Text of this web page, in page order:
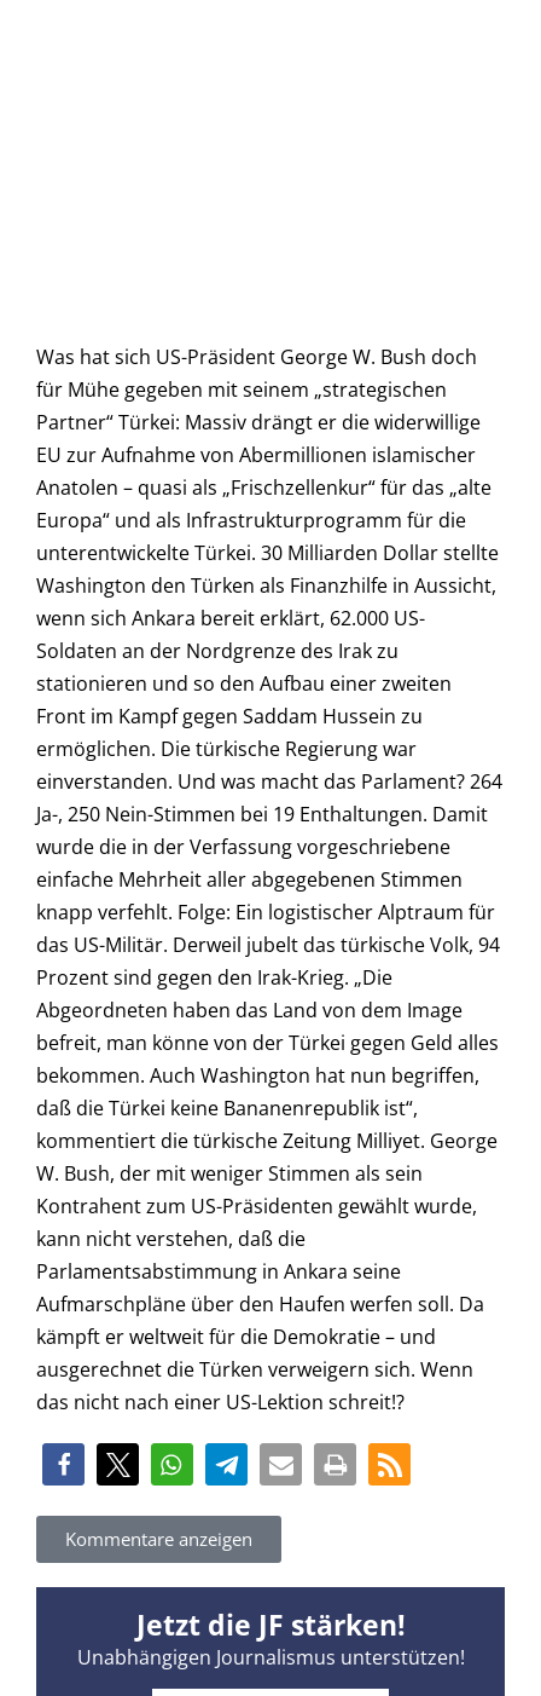
Was hat sich US-Präsident George W. Bush doch
für Mühe gegeben mit seinem „strategischen
Partner“ Türkei: Massiv drängt er die widerwillige
EU zur Aufnahme von Abermillionen islamischer
Anatolen – quasi als „Frischzellenkur“ für das „alte
Europa“ und als Infrastrukturprogramm für die
unterentwickelte Türkei. 30 Milliarden Dollar stellte
Washington den Türken als Finanzhilfe in Aussicht,
wenn sich Ankara bereit erklärt, 62.000 US-
Soldaten an der Nordgrenze des Irak zu
stationieren und so den Aufbau einer zweiten
Front im Kampf gegen Saddam Hussein zu
ermöglichen. Die türkische Regierung war
einverstanden. Und was macht das Parlament? 264
Ja-, 250 Nein-Stimmen bei 19 Enthaltungen. Damit
wurde die in der Verfassung vorgeschriebene
einfache Mehrheit aller abgegebenen Stimmen
knapp verfehlt. Folge: Ein logistischer Alptraum für
das US-Militär. Derweil jubelt das türkische Volk, 94
Prozent sind gegen den Irak-Krieg. „Die
Abgeordneten haben das Land von dem Image
befreit, man könne von der Türkei gegen Geld alles
bekommen. Auch Washington hat nun begriffen,
daß die Türkei keine Bananenrepublik ist“,
kommentiert die türkische Zeitung Milliyet. George
W. Bush, der mit weniger Stimmen als sein
Kontrahent zum US-Präsidenten gewählt wurde,
kann nicht verstehen, daß die
Parlamentsabstimmung in Ankara seine
Aufmarschpläne über den Haufen werfen soll. Da
kämpft er weltweit für die Demokratie – und
ausgerechnet die Türken verweigern sich. Wenn
das nicht nach einer US-Lektion schreit!?
Kommentare anzeigen
Jetzt die JF stärken!
Unabhängigen Journalismus unterstützen!